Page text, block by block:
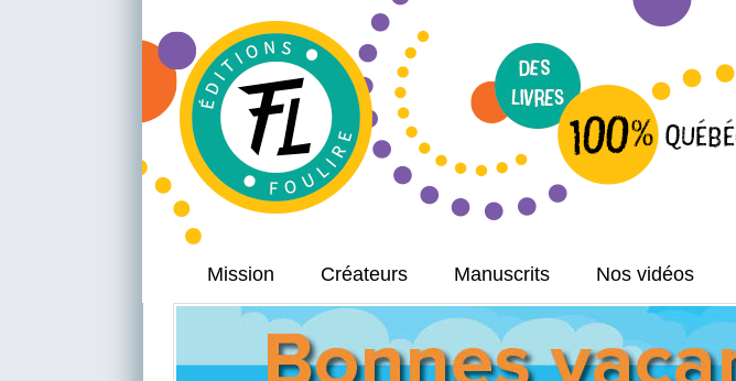
Mission Créateurs Manuscrits Nos vidéos